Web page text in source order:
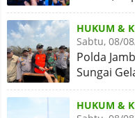
HUKUM &
Sabtu, 08/
Polda
Sungai
HUKUM &